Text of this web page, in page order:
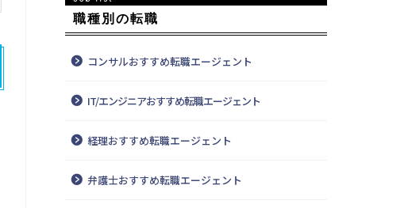
職種別の転職
コンサルおすすめ転職エージェント
IT/エンジニアおすすめ転職エージェント
経理おすすめ転職エージェント
弁護士おすすめ転職エージェント